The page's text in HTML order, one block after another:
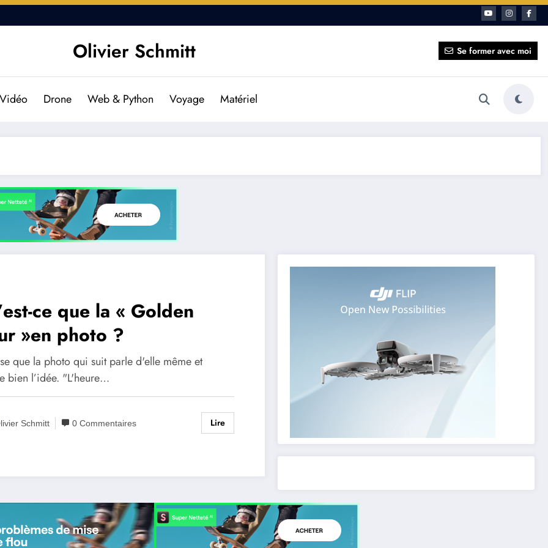
Olivier Schmitt Se former avec moi
Vidéo Drone Web & Python Voyage Matériel
ce que la « Golden
»en photo ?
que la photo qui suit parle d'elle même et
bien l’idée. "L'heure…
Schmitt 0 Commentaires Lire